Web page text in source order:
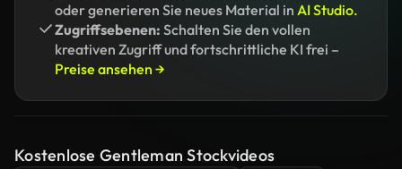
oder generieren Sie neues Material in AI Studio.
Zugriffsebenen: Schalten Sie den vollen
kreativen Zugriff und fortschrittliche KI frei –
Preise ansehen →
Kostenlose Gentleman Stockvideos